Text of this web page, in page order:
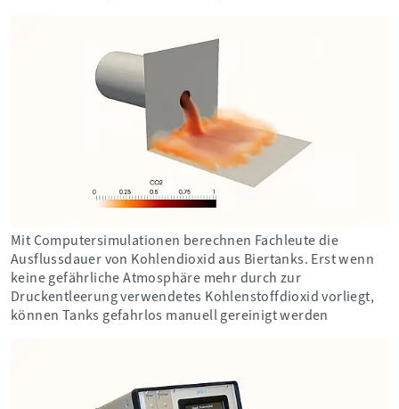
Mit Computersimulationen berechnen Fachleute die
Ausflussdauer von Kohlendioxid aus Biertanks. Erst wenn
keine gefährliche Atmosphäre mehr durch zur
Druckentleerung verwendetes Kohlenstoffdioxid vorliegt,
können Tanks gefahrlos manuell gereinigt werden